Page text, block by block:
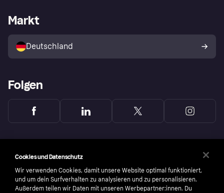
Klarna App
Shops entdecken
Käuferschutzrichtlinie
Dein Widerrufsrecht
Händlerportal
Markt
Deutschland
Folgen
Cookies und Datenschutz
Wir verwenden Cookies, damit unsere Website optimal funktioniert,
und um dein Surfverhalten zu analysieren und zu personalisieren.
Außerdem teilen wir Daten mit unseren Werbepartner:innen. Du